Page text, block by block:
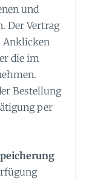
und
Der Vertrag
Anklicken
die im
Bestellung
per